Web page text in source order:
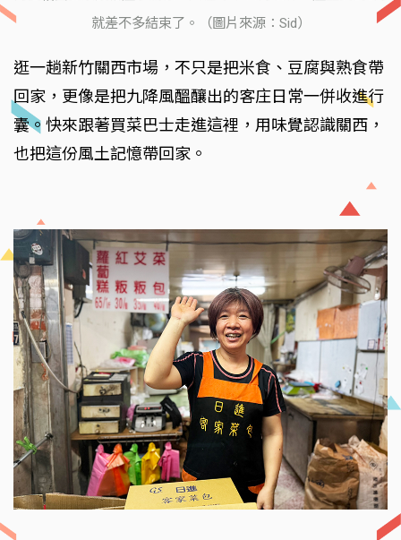
就差不多結束了。（圖片來源：Sid）
逛一趟新竹關西市場，不只是把米食、豆腐與熟食帶
回家，更像是把九降風醞釀出的客庄日常一併收進行
囊。快來跟著買菜巴士走進這裡，用味覺認識關西，
也把這份風土記憶帶回家。